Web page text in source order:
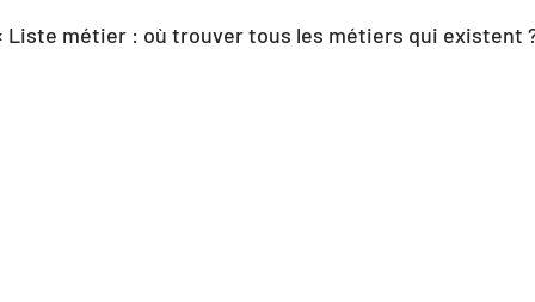
Liste métier : où trouver tous les métiers qui existent